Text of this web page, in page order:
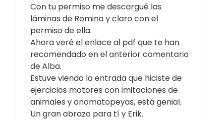
Con tu permiso me descargué las
láminas de Romina y claro con el
permiso de ella.
Ahora veré el enlace al pdf que te han
recomendado en el anterior comentario
de Alba.
Estuve viendo la entrada que hiciste de
ejercicios motores con imitaciones de
animales y onomatopeyas, está genial.
Un gran abrazo para tí y Erik.